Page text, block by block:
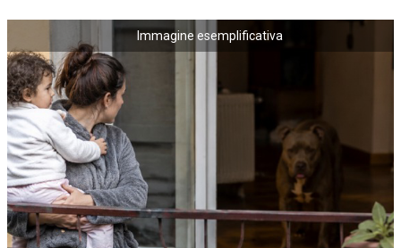
Immagine esemplificativa